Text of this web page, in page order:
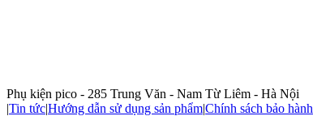
Phụ kiện pico - 285 Trung Văn - Nam Từ Liêm - Hà Nội
|Tin tức|Hướng dẫn sử dụng sản phẩm|Chính sách bảo hành